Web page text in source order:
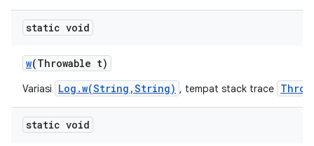
static void
w(Throwable t)
Variasi Log.w(String,String) , tempat stack trace
static void